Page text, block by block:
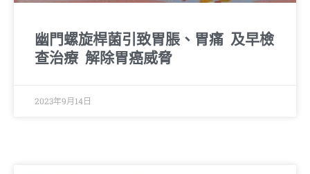
幽門螺旋桿菌引致胃脹、胃痛 及早檢
查治療 解除胃癌威脅
2023年9月14日